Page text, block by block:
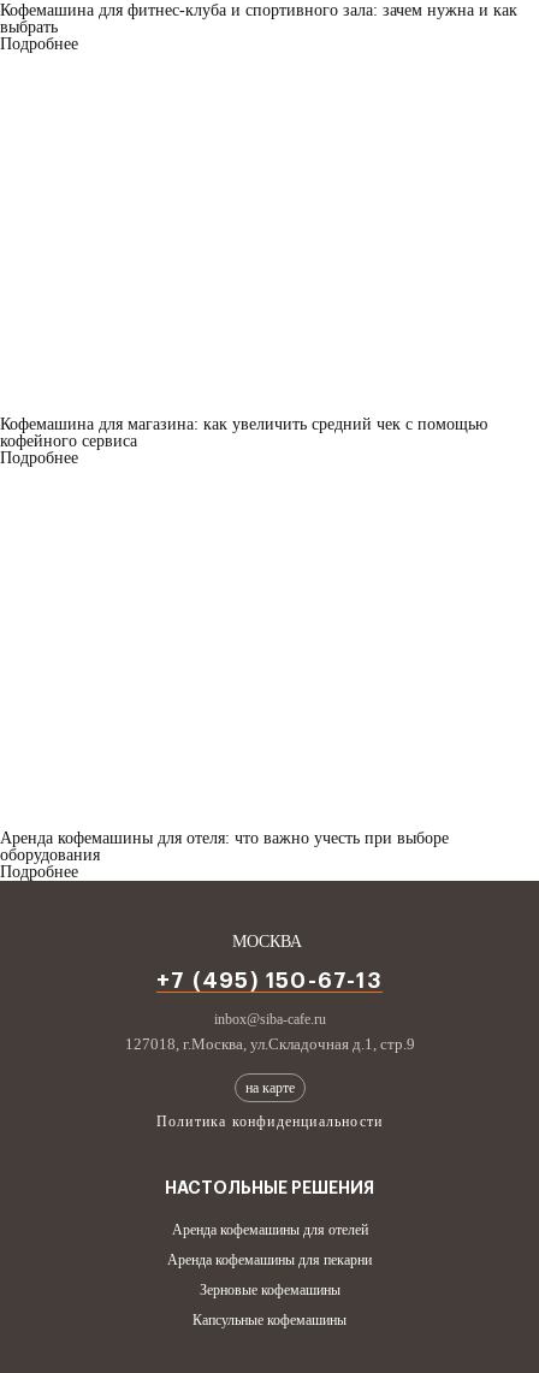
Кофемашина для фитнес-клуба и спортивного зала: зачем нужна и как
выбрать
Подробнее
Кофемашина для магазина: как увеличить средний чек с помощью
кофейного сервиса
Подробнее
Аренда кофемашины для отеля: что важно учесть при выборе
оборудования
Подробнее
МОСКВА
+7 (495) 150-67-13
inbox@siba-cafe.ru
127018, г.Москва, ул.Складочная д.1, стр.9
на карте
Политика конфиденциальности
НАСТОЛЬНЫЕ РЕШЕНИЯ
Бесплатная аренда кофемашинАренда кофемашины для отелей
Аренда кофемашины для пекарни
Зерновые кофемашины
Капсульные кофемашины